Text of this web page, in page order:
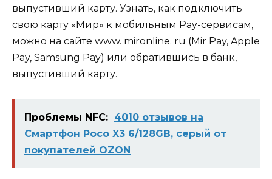
выпустивший карту. Узнать, как подключить
свою карту «Мир» к мобильным Pay-сервисам,
можно на сайте www. mironline. ru (Mir Pay, Apple
Pay, Samsung Pay) или обратившись в банк,
выпустивший карту.
Проблемы NFC: 4010 отзывов на
Смартфон Poco X3 6/128GB, серый от
покупателей OZON